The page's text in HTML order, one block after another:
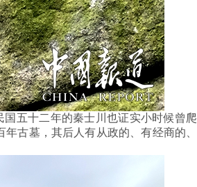
五十二年的秦士川也证实小时候曾爬
古墓，其后人有从政的、有经商的、